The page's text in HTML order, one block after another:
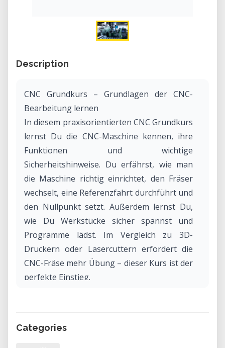
Description
CNC Grundkurs – Grundlagen der CNC-
Bearbeitung lernen
In diesem praxisorientierten CNC Grundkurs
lernst Du die CNC-Maschine kennen, ihre
Funktionen und wichtige
Sicherheitshinweise. Du erfährst, wie man
die Maschine richtig einrichtet, den Fräser
wechselt, eine Referenzfahrt durchführt und
den Nullpunkt setzt. Außerdem lernst Du,
wie Du Werkstücke sicher spannst und
Programme lädst. Im Vergleich zu 3D-
Druckern oder Lasercuttern erfordert die
CNC-Fräse mehr Übung – dieser Kurs ist der
perfekte Einstieg.
Vereinsmitglieder)
Categories